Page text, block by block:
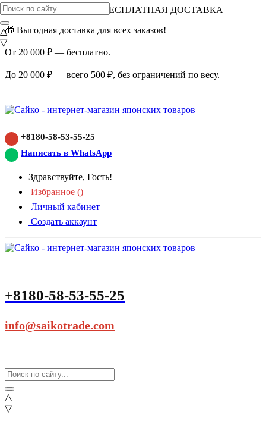
ВНИМАНИЕ АКЦИЯ!
БЕСПЛАТНАЯ ДОСТАВКА
🎁 Выгодная доставка для всех заказов!
От 20 000 ₽ — бесплатно.
До 20 000 ₽ — всего 500 ₽, без ограничений по весу.
+8180-58-53-55-25
Написать в WhatsApp
Здравствуйте, Гость!
Избранное ()
Личный кабинет
Создать аккаунт
+8180-58-53-55-25
info@saikotrade.com
△
▽
△
▽